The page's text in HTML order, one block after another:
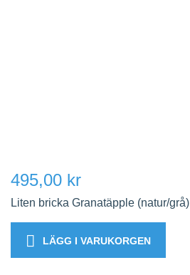
495,00 kr
Liten bricka Granatäpple (natur/grå)
LÄGG I VARUKORGEN